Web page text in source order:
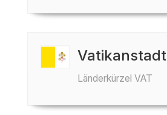
Vatikanstadt
Länderkürzel VAT